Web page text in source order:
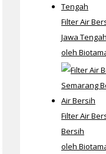
Filter Air
Jawa Tengah
oleh
Filter Air
Bersih
oleh